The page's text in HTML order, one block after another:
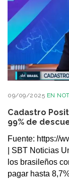
09/09/2025 EN
Cadastro
99% de
Fuente: https://
| SBT Noticias
los brasileños
pagar hasta